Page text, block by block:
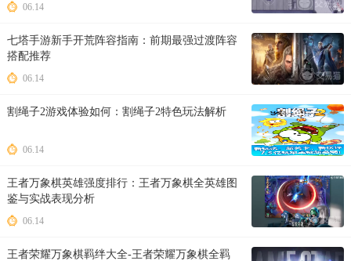
06.14
七塔手游新手开荒阵容指南：前期最强过渡阵容
搭配推荐
06.14
割绳子2游戏体验如何：割绳子2特色玩法解析
06.14
王者万象棋英雄强度排行：王者万象棋全英雄图
鉴与实战表现分析
06.14
王者荣耀万象棋羁绊大全-王者荣耀万象棋全羁